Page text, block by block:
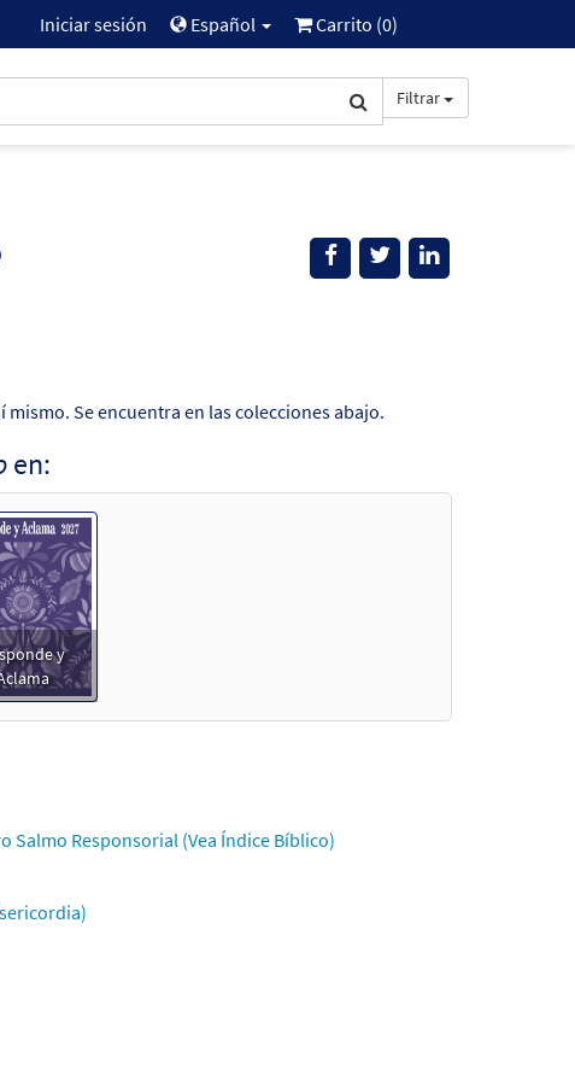
Iniciar sesión Español Carrito (0)
Filtrar
Se encuentra en las colecciones abajo.
en:
y
Salmo Responsorial (Vea Índice Bíblico)